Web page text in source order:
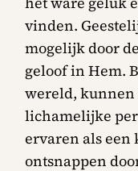
vinden.
mogelijk door
geloof in Hem.
wereld, kunnen
lichamelijke
ervaren als een
ontsnappen